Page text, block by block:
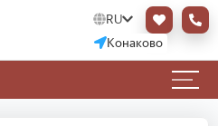
RU
Конаково